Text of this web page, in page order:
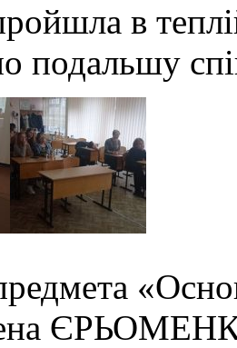
в
подальшу